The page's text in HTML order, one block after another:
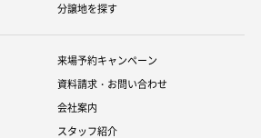
分譲地を探す
来場予約キャンペーン
資料請求・お問い合わせ
会社案内
スタッフ紹介